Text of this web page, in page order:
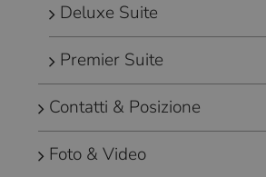
Deluxe Suite
Premier Suite
Contatti & Posizione
Foto & Video